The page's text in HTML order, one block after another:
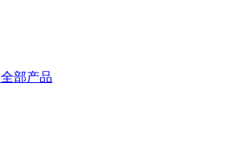
全部产品